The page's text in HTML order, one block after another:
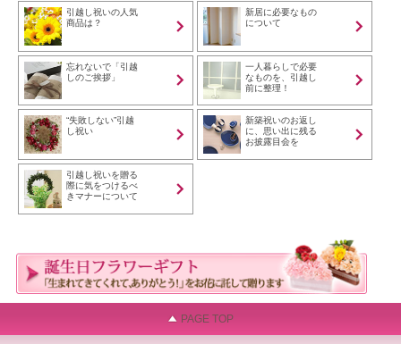
引越し祝いの人気
商品は？
新居に必要なもの
について
忘れないで「引越
しのご挨拶」
一人暮らしで必要
なものを、引越し
前に整理！
“失敗しない”引越
し祝い
新築祝いのお返し
に、思い出に残る
お披露目会を
引越し祝いを贈る
際に気をつけるべ
きマナーについて
PAGE TOP